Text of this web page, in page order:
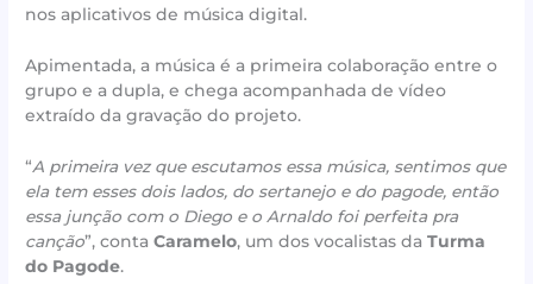
nos aplicativos de música digital.
Apimentada, a música é a primeira colaboração entre o
grupo e a dupla, e chega acompanhada de vídeo
extraído da gravação do projeto.
“A primeira vez que escutamos essa música, sentimos que
ela tem esses dois lados, do sertanejo e do pagode, então
essa junção com o Diego e o Arnaldo foi perfeita pra
canção”, contaCaramelo, um dos vocalistas daTurma
do Pagode.